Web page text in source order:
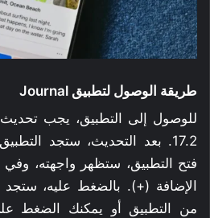
طريقة الوصول لتطبيق Journal
17.2. بعد التحديث، ستجد
فتح التطبيق، ستظهر واجهته،
الإضافة (+). بالضغط عليه،